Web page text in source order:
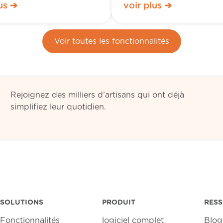
➔ voir plus ➔
Voir toutes les fonctionnalités
Rejoignez des milliers d’artisans qui ont déjà
simplifiez leur quotidien.
SOLUTIONS
Fonctionnalités
PRODUIT
logiciel complet Blog